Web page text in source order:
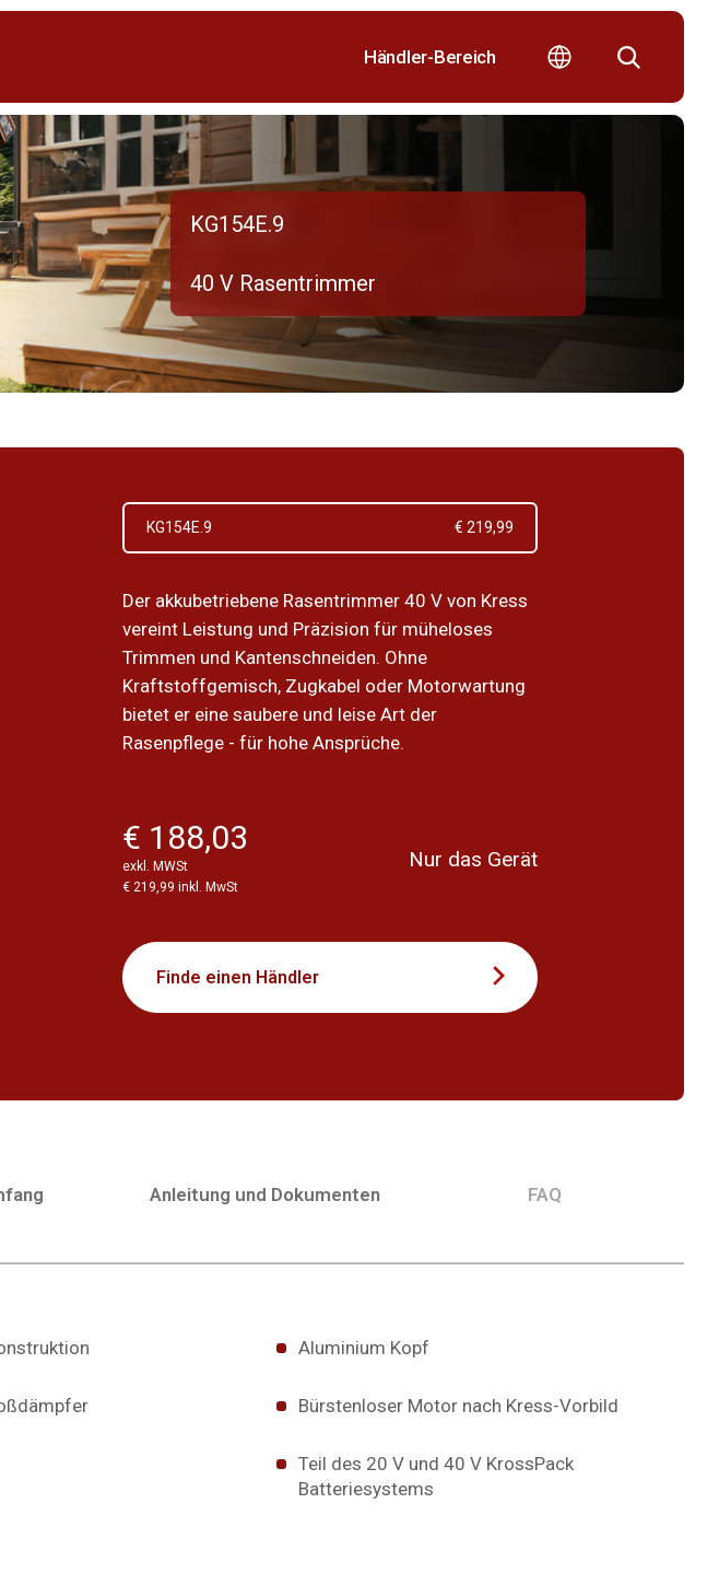
Händler-Bereich
KG154E.9
40 V Rasentrimmer
KG154E.9 € 219,99
Der akkubetriebene Rasentrimmer 40 V von Kress
vereint Leistung und Präzision für müheloses
Trimmen und Kantenschneiden. Ohne
Kraftstoffgemisch, Zugkabel oder Motorwartung
bietet er eine saubere und leise Art der
Rasenpflege - für hohe Ansprüche.
€ 188,03
exkl. MWSt
€ 219,99 inkl. MwSt
Nur das Gerät
Finde einen Händler
Anleitung und Dokumenten FAQ
Aluminium Kopf
Bürstenloser Motor nach Kress-Vorbild
Teil des 20 V und 40 V KrossPack
Batteriesystems